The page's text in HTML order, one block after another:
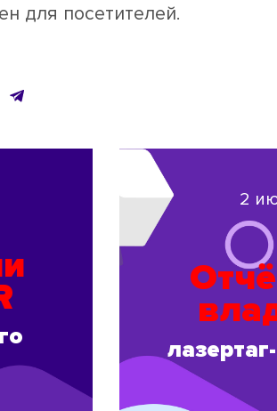
для посетителей.
2